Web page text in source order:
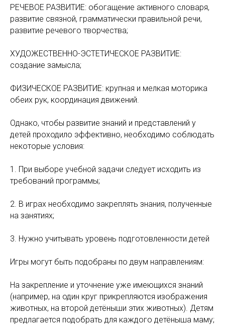
РЕЧЕВОЕ РАЗВИТИЕ: обогащение активного словаря,
развитие связной, грамматически правильной речи,
развитие речевого творчества;
ХУДОЖЕСТВЕННО-ЭСТЕТИЧЕСКОЕ РАЗВИТИЕ:
создание замысла;
ФИЗИЧЕСКОЕ РАЗВИТИЕ: крупная и мелкая моторика
обеих рук, координация движений.
Однако, чтобы развитие знаний и представлений у
детей проходило эффективно, необходимо соблюдать
некоторые условия:
1. При выборе учебной задачи следует исходить из
требований программы;
2. В играх необходимо закреплять знания, полученные
на занятиях;
3. Нужно учитывать уровень подготовленности детей
Игры могут быть подобраны по двум направлениям:
На закрепление и уточнение уже имеющихся знаний
(например, на один круг прикрепляются изображения
животных, на второй детёныши этих животных). Детям
предлагается подобрать для каждого детёныша маму;